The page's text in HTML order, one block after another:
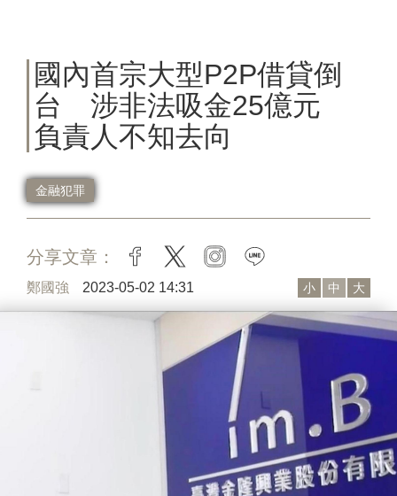
國內首宗大型P2P借貸倒
台 涉非法吸金25億元
負責人不知去向
金融犯罪
分享文章： facebook
twitter instagram
鄭國強 2023-05-02 14:31 小 中 大